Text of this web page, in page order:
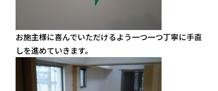
お施主様に喜んでいただけるよう一つ一つ丁寧に手直
しを進めていきます。